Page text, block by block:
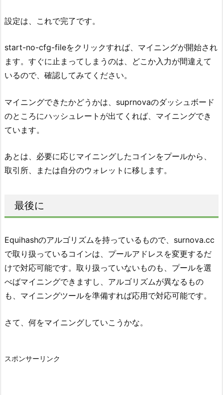
設定は、これで完了です。
start-no-cfg-fileをクリックすれば、マイニングが開始され
ます。すぐに止まってしまうのは、どこか入力が間違えて
いるので、確認してみてください。
マイニングできたかどうかは、suprnovaのダッシュボード
のところにハッシュレートが出てくれば、マイニングでき
ています。
あとは、必要に応じマイニングしたコインをプールから、
取引所、または自分のウォレットに移します。
最後に
Equihashのアルゴリズムを持っているもので、surnova.cc
で取り扱っているコインは、プールアドレスを変更するだ
けで対応可能です。取り扱っていないものも、プールを選
べばマイニングできますし、アルゴリズムが異なるもの
も、マイニングツールを準備すれば応用で対応可能です。
さて、何をマイニングしていこうかな。
スポンサーリンク